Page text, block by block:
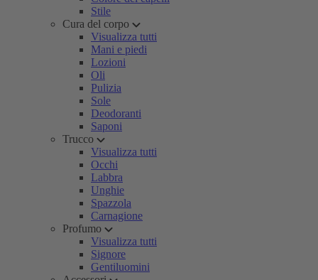
Stile
Cura del corpo
Visualizza tutti
Mani e piedi
Lozioni
Oli
Pulizia
Sole
Deodoranti
Saponi
Trucco
Visualizza tutti
Occhi
Labbra
Unghie
Spazzola
Carnagione
Profumo
Visualizza tutti
Signore
Gentiluomini